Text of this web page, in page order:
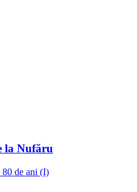
la Nufăru